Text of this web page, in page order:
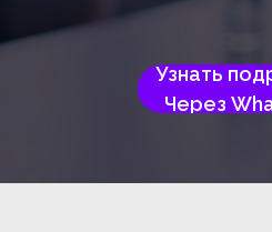
Узнать
Через